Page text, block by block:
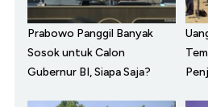
Prabowo Panggil Banyak
Sosok untuk Calon
Gubernur BI, Siapa Saja?